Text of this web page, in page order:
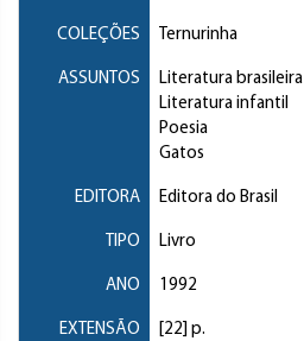
COLEÇÕES Ternurinha
ASSUNTOS
Literatura brasileira
Literatura infantil
Poesia
Gatos
EDITORA Editora do Brasil
TIPO Livro
ANO 1992
EXTENSÃO [22] p.